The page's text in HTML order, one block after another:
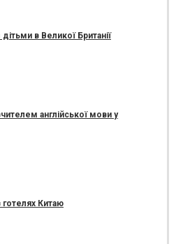
в Великої Британії
англійської мови у
готелях Китаю